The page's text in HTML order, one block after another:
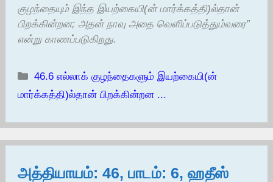
குழந்தையும் இந்த இயற்கையி(ன் மார்க்கத்தி)ல்தான்
பிறக்கின்றன; அதன் நாவு அதை வெளிப்படுத்தும்வரை”
என்று காணப்படுகிறது.
Categories
46.6 எல்லாக் குழந்தைகளும் இயற்கையி(ன்
மார்க்கத்தி)ல்தான் பிறக்கின்றன ...
அத்தியாயம்: 46, பாடம்: 6, ஹதீஸ்